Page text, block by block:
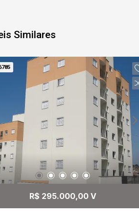
Similares
R$ 295.000,00 V